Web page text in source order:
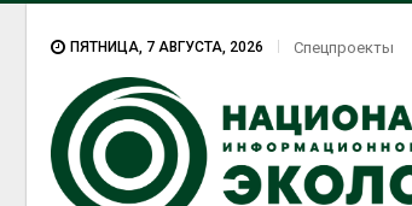
ПЯТНИЦА, 7 АВГУСТА, 2026 Спецпроекты